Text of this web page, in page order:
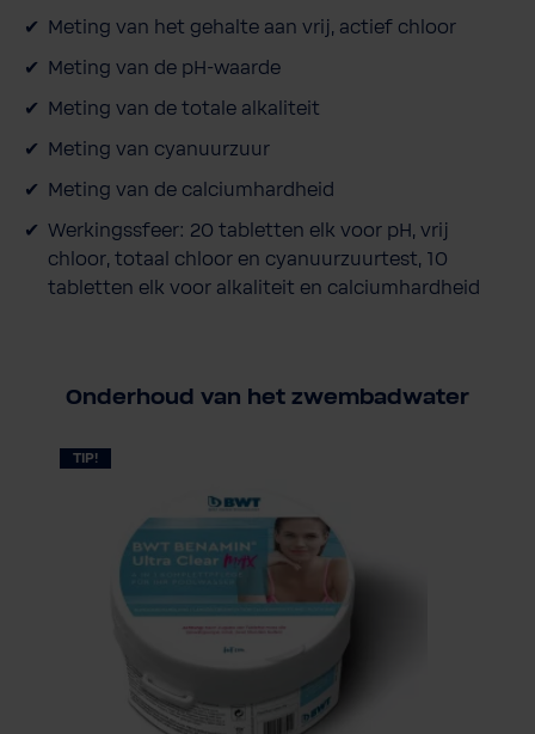
Meting van het gehalte aan vrij, actief chloor
Meting van de pH-waarde
Meting van de totale alkaliteit
Meting van cyanuurzuur
Meting van de calciumhardheid
Werkingssfeer: 20 tabletten elk voor pH, vrij
chloor, totaal chloor en cyanuurzuurtest, 10
tabletten elk voor alkaliteit en calciumhardheid
Onderhoud van het zwembadwater
TIP!